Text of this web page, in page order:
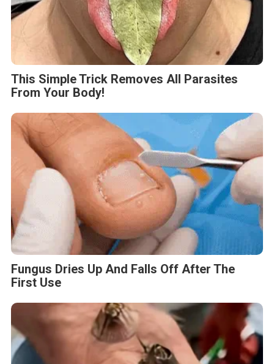
This Simple Trick Removes All Parasites
From Your Body!
Fungus Dries Up And Falls Off After The
First Use